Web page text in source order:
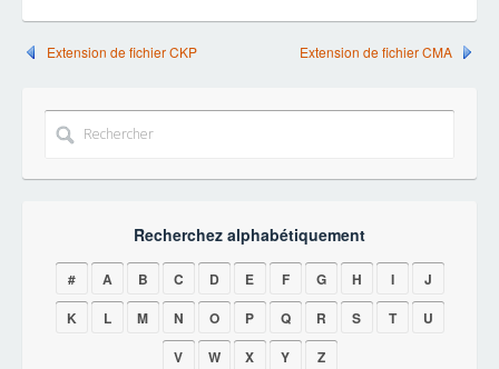
Extension de fichier CKP Extension de fichier CMA
Recherchez alphabétiquement
# A B C D E F G H I
J
K
L M N O P Q R S T
U
V
W X Y Z